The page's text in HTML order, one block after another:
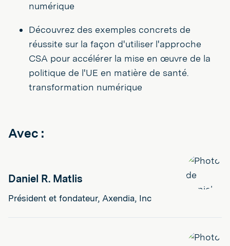
numérique
Découvrez des exemples concrets de
réussite sur la façon d'utiliser l'approche
CSA pour accélérer la mise en œuvre de la
politique de l'UE en matière de santé.
transformation numérique
Avec :
Daniel R. Matlis
Président et fondateur, Axendia, Inc